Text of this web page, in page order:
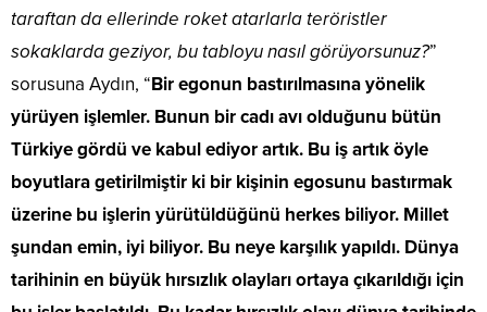
taraftan da ellerinde roket atarlarla teröristler
sokaklarda geziyor, bu tabloyu nasıl görüyorsunuz?”
sorusuna Aydın, “Bir egonun bastırılmasına yönelik
yürüyen işlemler. Bunun bir cadı avı olduğunu bütün
Türkiye gördü ve kabul ediyor artık. Bu iş artık öyle
boyutlara getirilmiştir ki bir kişinin egosunu bastırmak
üzerine bu işlerin yürütüldüğünü herkes biliyor. Millet
şundan emin, iyi biliyor. Bu neye karşılık yapıldı. Dünya
tarihinin en büyük hırsızlık olayları ortaya çıkarıldığı için